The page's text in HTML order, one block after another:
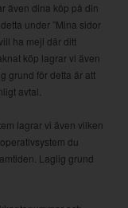
även dina köp på din
under ”Mina sidor
ha mejl där ditt
köp lagrar vi även
grund för detta är att
avtal.
lagrar vi även vilken
du
Laglig grund